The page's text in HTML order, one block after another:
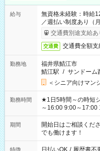
給与
無資格未経験：時
／週払い制度あり（
了次第のお支払いと
交通費別途支給あ
交通費 交通費全額
勤務地
福井県鯖江市
鯖江駅 / サンドーム
＜シニア向けマン
勤務時間
★1日5時間～の時短シフトOK ★スタート時
～16:00 9:00～17:00
の場合、他のお仕事
せん ※法令に基づき
象となります ※労働
り、短時間・短期間
期間
開始日はご相談く
でも働けます！
特徴 日払いOK / 履歴書不